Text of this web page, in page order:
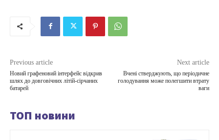
Previous article
Новий графеновий інтерфейс відкрив
шлях до довговічних літій-сірчаних
батарей
Next article
Вчені стверджують, що періодичне
голодування може полегшити втрату
ваги
ТОП новини